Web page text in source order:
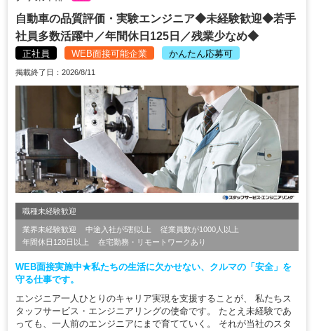
自動車の品質評価・実験エンジニア◆未経験歓迎◆若手
社員多数活躍中／年間休日125日／残業少なめ◆
正社員 WEB面接可能企業 かんたん応募可
掲載終了日：2026/8/11
職種未経験歓迎
業界未経験歓迎 中途入社が5割以上
従業員数が1000人以上
年間休日120日以上
在宅勤務・リモートワークあり
WEB面接実施中★私たちの生活に欠かせない、クルマの「安全」を
守る仕事です。
エンジニア一人ひとりのキャリア実現を支援することが、 私たちス
タッフサービス・エンジニアリングの使命です。 たとえ未経験であ
っても、一人前のエンジニアにまで育てていく。 それが当社のスタ